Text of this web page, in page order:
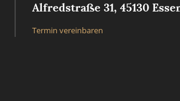
Alfredstraße 31, 45130
Termin vereinbaren